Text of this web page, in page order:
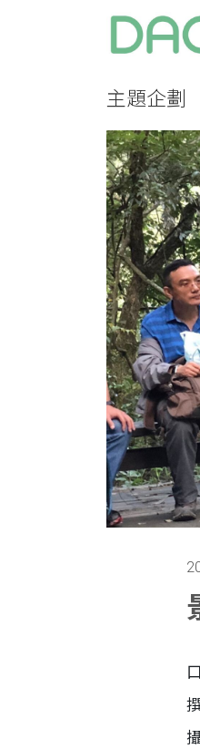
主題企劃